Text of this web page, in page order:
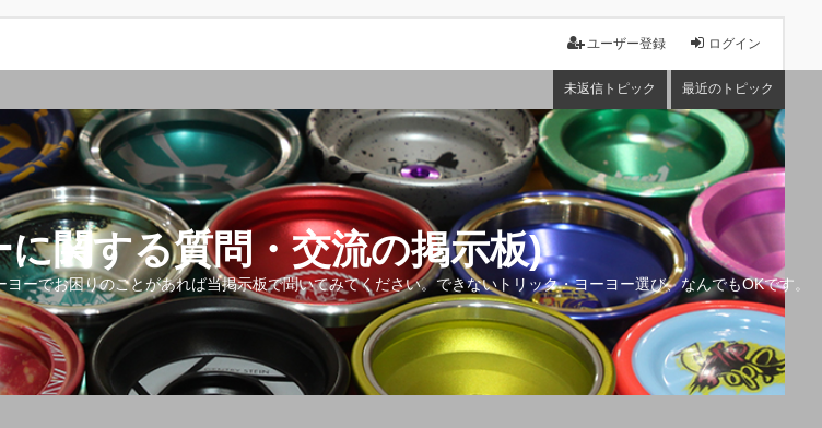
ログイン
ユーザー登録
未返信トピック 最近のトピック
関する質問・交流の掲示板)
ーでお困りのことがあれば当掲示板で聞いてみてください。できないトリック・ヨーヨー選び、なんでもOKです。